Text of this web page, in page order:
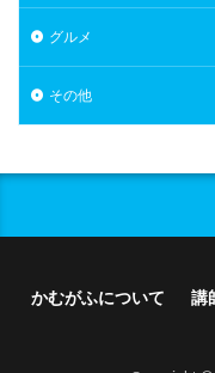
グルメ
その他
かむがふについて 講